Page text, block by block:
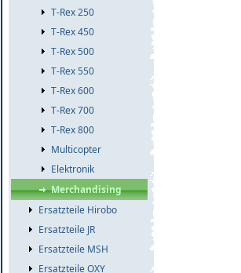
T-Rex 250
T-Rex 450
T-Rex 500
T-Rex 550
T-Rex 600
T-Rex 700
T-Rex 800
Multicopter
Elektronik
Merchandising
Ersatzteile Hirobo
Ersatzteile JR
Ersatzteile MSH
Ersatzteile OXY